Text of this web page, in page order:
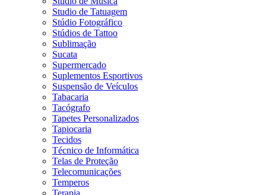
Studio de Tatuagem
Stúdio Fotográfico
Stúdios de Tattoo
Sublimação
Sucata
Supermercado
Suplementos Esportivos
Suspensão de Veículos
Tabacaria
Tacógrafo
Tapetes Personalizados
Tapiocaria
Tecidos
Técnico de Informática
Telas de Proteção
Telecomunicações
Temperos
Terapia